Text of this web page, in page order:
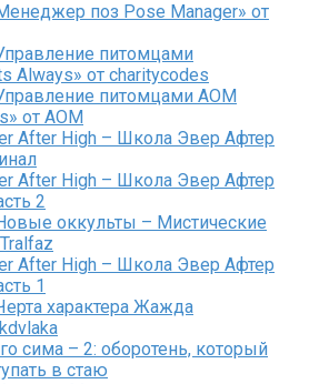
поз Pose Manager» от
питомцами
Always» от charitycodes
питомцами AOM
от AOM
After High – Школа Эвер Афтер
After High – Школа Эвер Афтер
2
оккульты – Мистические
After High – Школа Эвер Афтер
1
характера Жажда
сима – 2: оборотень, который
в стаю